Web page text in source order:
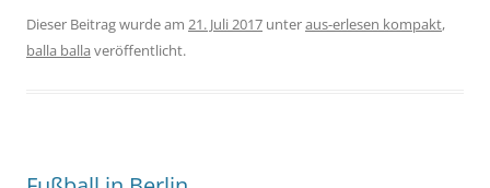
Dieser Beitrag wurde am 21. Juli 2017 unteraus-erlesen kompakt,
balla balla veröffentlicht.